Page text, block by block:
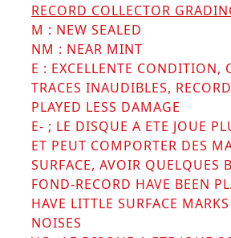
RECORD COLLECTOR
M : NEW SEALED
NM : NEAR MINT
E : EXCELLENTE CONDITION,
TRACES INAUDIBLES,
PLAYED LESS DAMAGE
E- ; LE DISQUE A ETE JOUE
ET PEUT COMPORTER DES
SURFACE, AVOIR QUELQUES
FOND-RECORD HAVE BEEN
HAVE LITTLE SURFACE
NOISES